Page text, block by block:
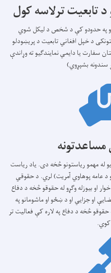
تابعیت ترلاسه کول
په حدودو کې د شخص د لیکل شوي
د خپل افغاني تابعیت د پریښودلو
سفارت یا دایمي نمایندګیو ته وړاندې
سندونه بشپړوي)
له مهمو ریاستونو څخه دی. یاد ریاست
د عامه پوهاوي آمریت) لري. د حقوقي
او بیوزله وګړو له حقوقو څخه د دفاع
او جزایي او د ښځو او ماشومانو په
څخه د دفاع په لاره کې فعالیت تر